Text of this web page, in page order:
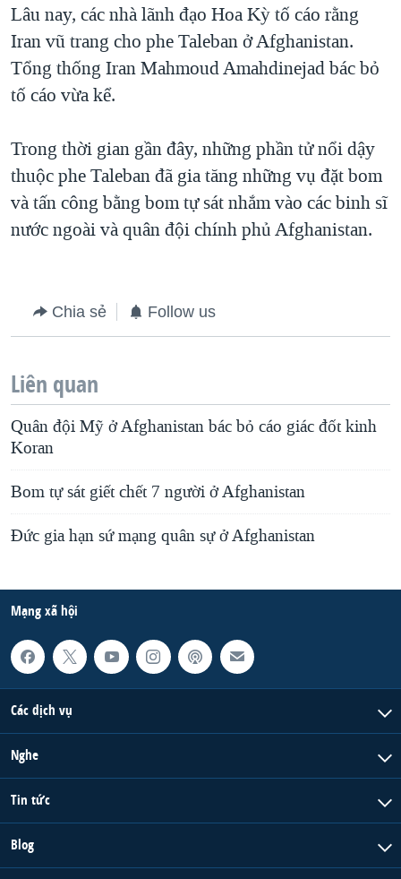
NGƯ DÂN VIỆT VÀ LÀN SÓNG TRỘM HẢI SÂM
BÊN KIA QUỐC LỘ: TIẾNG VỌNG TỪ NÔNG THÔN MỸ
QUAN HỆ VIỆT MỸ
Lâu nay, các nhà lãnh đạo Hoa Kỳ tố cáo rằng
Iran vũ trang cho phe Taleban ở Afghanistan.
Tổng thống Iran Mahmoud Amahdinejad bác bỏ
tố cáo vừa kể.
Trong thời gian gần đây, những phần tử nổi dậy
thuộc phe Taleban đã gia tăng những vụ đặt bom
và tấn công bằng bom tự sát nhắm vào các binh sĩ
nước ngoài và quân đội chính phủ Afghanistan.
Chia sẻ Follow us
Liên quan
Quân đội Mỹ ở Afghanistan bác bỏ cáo giác đốt kinh
Koran
Bom tự sát giết chết 7 người ở Afghanistan
Đức gia hạn sứ mạng quân sự ở Afghanistan
Mạng xã hội
Các dịch vụ
Nghe
Tin tức
Blog